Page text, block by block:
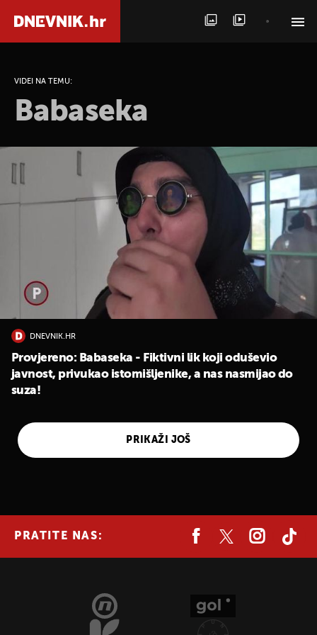
VIDEI NA TEMU:
Babaseka
DNEVNIK.HR
Provjereno: Babaseka - Fiktivni lik koji oduševio
javnost, privukao istomišljenike, a nas nasmijao do
suza!
PRIKAŽI JOŠ
PRATITE NAS: